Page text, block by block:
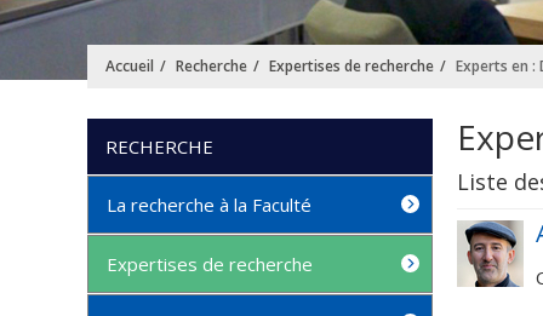
Accueil Recherche Expertises de recherche Experts en :
Liste
RECHERCHE
La recherche à la Faculté
Expertises de recherche